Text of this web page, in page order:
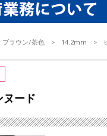
ブラウン/茶色 14.2mm
ヌード